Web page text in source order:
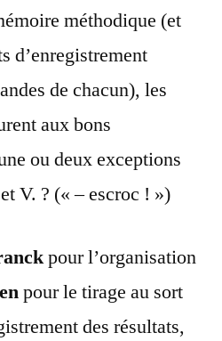
méthodique (et
d’enregistrement
de chacun), les
aux bons
ou deux exceptions
V. ? (« – escroc ! »)
pour l’organisation
pour le tirage au sort
des résultats,